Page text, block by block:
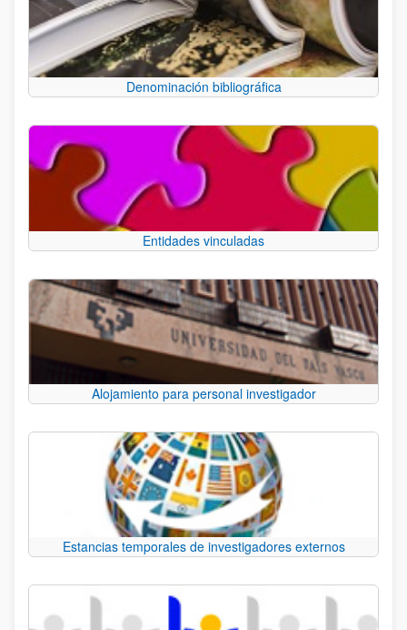
Denominación bibliográfica
Entidades vinculadas
Alojamiento para personal investigador
Estancias temporales de investigadores externos